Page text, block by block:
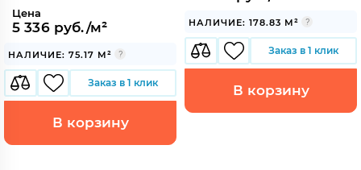
Цена
5 336 руб./м²
НАЛИЧИЕ: 75.17 М²
Заказ в 1 клик
В корзину
НАЛИЧИЕ: 178.83 М²
Заказ в 1 клик
В корзину